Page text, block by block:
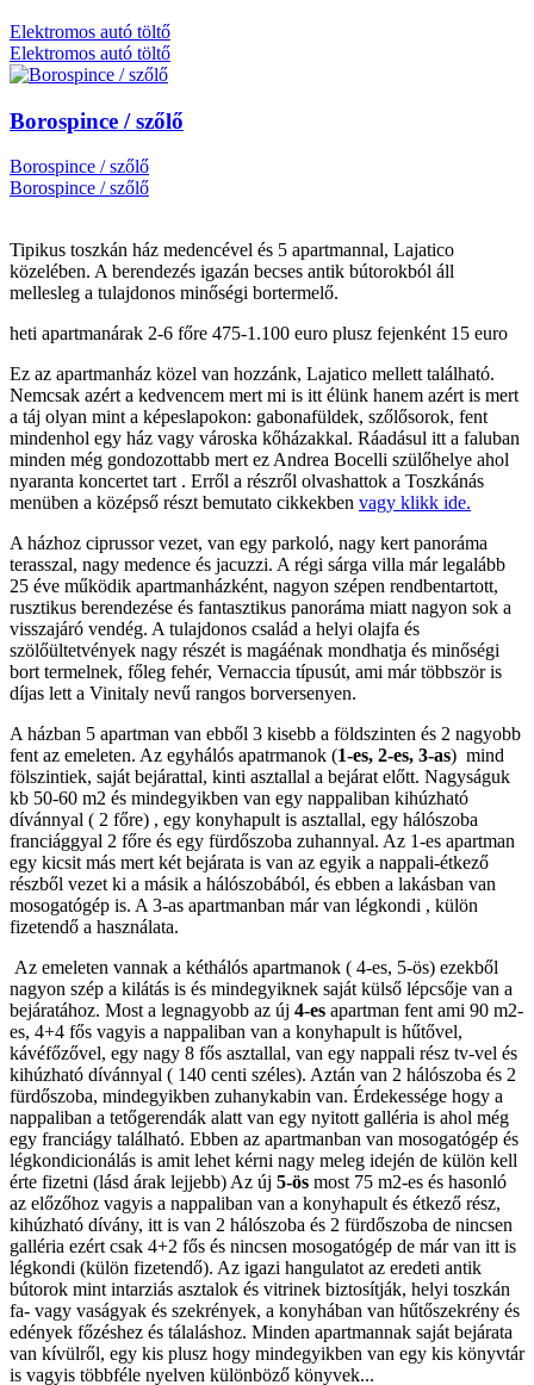
Elektromos autó töltő
Elektromos autó töltő
Borospince / szőlő
Borospince / szőlő
Borospince / szőlő
Tipikus toszkán ház medencével és 5 apartmannal, Lajatico
közelében. A berendezés igazán becses antik bútorokból áll
mellesleg a tulajdonos minőségi bortermelő.
heti apartmanárak 2-6 főre 475-1.100 euro plusz fejenként 15 euro
Ez az apartmanház közel van hozzánk, Lajatico mellett található.
Nemcsak azért a kedvencem mert mi is itt élünk hanem azért is mert
a táj olyan mint a képeslapokon: gabonafüldek, szőlősorok, fent
mindenhol egy ház vagy városka kőházakkal. Ráadásul itt a faluban
minden még gondozottabb mert ez Andrea Bocelli szülőhelye ahol
nyaranta koncertet tart . Erről a részről olvashattok a Toszkánás
menüben a középső részt bemutato cikkekben vagy klikk ide.
A házhoz ciprussor vezet, van egy parkoló, nagy kert panoráma
terasszal, nagy medence és jacuzzi. A régi sárga villa már legalább
25 éve működik apartmanházként, nagyon szépen rendbentartott,
rusztikus berendezése és fantasztikus panoráma miatt nagyon sok a
visszajáró vendég. A tulajdonos család a helyi olajfa és
szölőültetvények nagy részét is magáénak mondhatja és minőségi
bort termelnek, főleg fehér, Vernaccia típusút, ami már többször is
díjas lett a Vinitaly nevű rangos borversenyen.
A házban 5 apartman van ebből 3 kisebb a földszinten és 2 nagyobb
fent az emeleten. Az egyhálós apatrmanok (1-es, 2-es, 3-as) mind
fölszintiek, saját bejárattal, kinti asztallal a bejárat előtt. Nagyságuk
kb 50-60 m2 és mindegyikben van egy nappaliban kihúzható
dívánnyal ( 2 főre) , egy konyhapult is asztallal, egy hálószoba
franciággyal 2 főre és egy fürdőszoba zuhannyal. Az 1-es apartman
egy kicsit más mert két bejárata is van az egyik a nappali-étkező
részből vezet ki a másik a hálószobából, és ebben a lakásban van
mosogatógép is. A 3-as apartmanban már van légkondi , külön
fizetendő a használata.
Az emeleten vannak a kéthálós apartmanok ( 4-es, 5-ös) ezekből
nagyon szép a kilátás is és mindegyiknek saját külső lépcsője van a
bejáratához. Most a legnagyobb az új 4-es apartman fent ami 90 m2-
es, 4+4 fős vagyis a nappaliban van a konyhapult is hűtővel,
kávéfőzővel, egy nagy 8 fős asztallal, van egy nappali rész tv-vel és
kihúzható dívánnyal ( 140 centi széles). Aztán van 2 hálószoba és 2
fürdőszoba, mindegyikben zuhanykabin van. Érdekessége hogy a
nappaliban a tetőgerendák alatt van egy nyitott galléria is ahol még
egy franciágy található. Ebben az apartmanban van mosogatógép és
légkondicionálás is amit lehet kérni nagy meleg idején de külön kell
érte fizetni (lásd árak lejjebb) Az új 5-ös most 75 m2-es és hasonló
az előzőhoz vagyis a nappaliban van a konyhapult és étkező rész,
kihúzható dívány, itt is van 2 hálószoba és 2 fürdőszoba de nincsen
galléria ezért csak 4+2 fős és nincsen mosogatógép de már van itt is
légkondi (külön fizetendő). Az igazi hangulatot az eredeti antik
bútorok mint intarziás asztalok és vitrinek biztosítják, helyi toszkán
fa- vagy vaságyak és szekrények, a konyhában van hűtőszekrény és
edények főzéshez és tálaláshoz. Minden apartmannak saját bejárata
van kívülről, egy kis plusz hogy mindegyikben van egy kis könyvtár
is vagyis többféle nyelven különböző könyvek...